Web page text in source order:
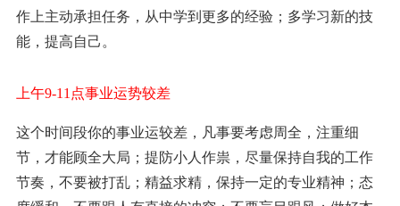
作上主动承担任务，从中学到更多的经验；多学习新的技
能，提高自己。
上午9-11点事业运势较差
这个时间段你的事业运较差，凡事要考虑周全，注重细
节，才能顾全大局；提防小人作祟，尽量保持自我的工作
节奏，不要被打乱；精益求精，保持一定的专业精神；态